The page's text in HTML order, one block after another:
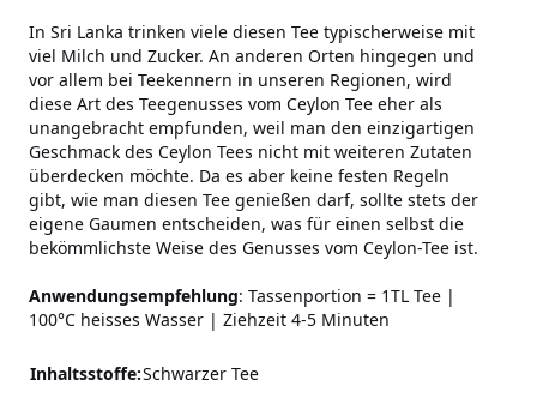
In Sri Lanka trinken viele diesen Tee typischerweise mit
viel Milch und Zucker. An anderen Orten hingegen und
vor allem bei Teekennern in unseren Regionen, wird
diese Art des Teegenusses vom Ceylon Tee eher als
unangebracht empfunden, weil man den einzigartigen
Geschmack des Ceylon Tees nicht mit weiteren Zutaten
überdecken möchte. Da es aber keine festen Regeln
gibt, wie man diesen Tee genießen darf, sollte stets der
eigene Gaumen entscheiden, was für einen selbst die
bekömmlichste Weise des Genusses vom Ceylon-Tee ist.
Anwendungsempfehlung: Tassenportion = 1TL Tee |
100°C heisses Wasser | Ziehzeit 4-5 Minuten
Inhaltsstoffe:Schwarzer Tee